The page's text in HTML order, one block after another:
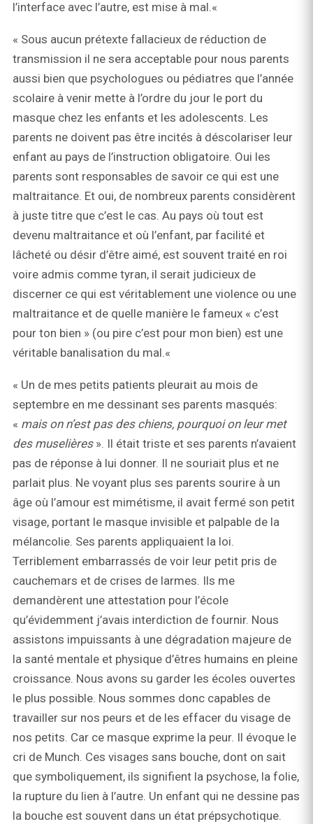
l’interface avec l’autre, est mise à mal.«
« Sous aucun prétexte fallacieux de réduction de
transmission il ne sera acceptable pour nous parents
aussi bien que psychologues ou pédiatres que l’année
scolaire à venir mette à l’ordre du jour le port du
masque chez les enfants et les adolescents. Les
parents ne doivent pas être incités à déscolariser leur
enfant au pays de l’instruction obligatoire. Oui les
parents sont responsables de savoir ce qui est une
maltraitance. Et oui, de nombreux parents considèrent
à juste titre que c’est le cas. Au pays où tout est
devenu maltraitance et où l’enfant, par facilité et
lâcheté ou désir d’être aimé, est souvent traité en roi
voire admis comme tyran, il serait judicieux de
discerner ce qui est véritablement une violence ou une
maltraitance et de quelle manière le fameux « c’est
pour ton bien » (ou pire c’est pour mon bien) est une
véritable banalisation du mal.«
« Un de mes petits patients pleurait au mois de
septembre en me dessinant ses parents masqués:
« mais on n’est pas des chiens, pourquoi on leur met
des muselières». Il était triste et ses parents n’avaient
pas de réponse à lui donner. Il ne souriait plus et ne
parlait plus. Ne voyant plus ses parents sourire à un
âge où l’amour est mimétisme, il avait fermé son petit
visage, portant le masque invisible et palpable de la
mélancolie. Ses parents appliquaient la loi.
Terriblement embarrassés de voir leur petit pris de
cauchemars et de crises de larmes. Ils me
demandèrent une attestation pour l’école
qu’évidemment j’avais interdiction de fournir. Nous
assistons impuissants à une dégradation majeure de
la santé mentale et physique d’êtres humains en pleine
croissance. Nous avons su garder les écoles ouvertes
le plus possible. Nous sommes donc capables de
travailler sur nos peurs et de les effacer du visage de
nos petits. Car ce masque exprime la peur. Il évoque le
cri de Munch. Ces visages sans bouche, dont on sait
que symboliquement, ils signifient la psychose, la folie,
la rupture du lien à l’autre. Un enfant qui ne dessine pas
la bouche est souvent dans un état prépsychotique.